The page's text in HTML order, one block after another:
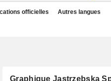
officielles Autres langues
Graphique Jastrzebska